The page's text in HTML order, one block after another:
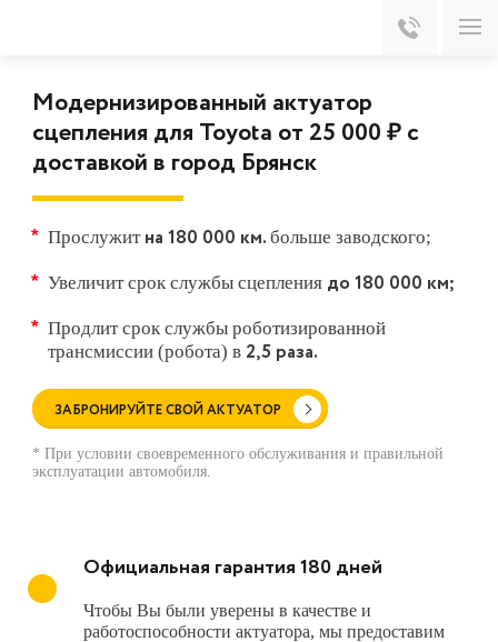
Модернизированный актуатор
сцепления для Toyota от 25 000 ₽ с
доставкой в город Брянск
Прослужит на 180 000 км. больше заводского;
Увеличит срок службы сцепления до 180 000 км;
Продлит срок службы роботизированной
трансмиссии (робота) в 2,5 раза.
ЗАБРОНИРУЙТЕ СВОЙ АКТУАТОР
* При условии своевременного обслуживания и правильной
эксплуатации автомобиля.
Официальная гарантия 180 дней
Чтобы Вы были уверены в качестве и
работоспособности актуатора, мы предоставим